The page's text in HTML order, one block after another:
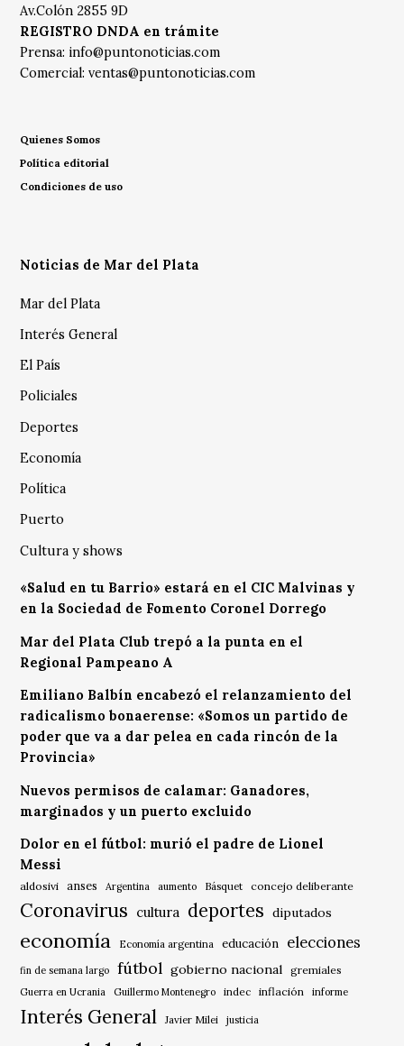
Av.Colón 2855 9D
REGISTRO DNDA en trámite
Prensa: info@puntonoticias.com
Comercial:ventas@puntonoticias.com
Quienes Somos
Política editorial
Condiciones de uso
Noticias de Mar del Plata
Mar del Plata
Interés General
El País
Policiales
Deportes
Economía
Política
Puerto
Cultura y shows
«Salud en tu Barrio» estará en el CIC Malvinas y
en la Sociedad de Fomento Coronel Dorrego
Mar del Plata Club trepó a la punta en el
Regional Pampeano A
Emiliano Balbín encabezó el relanzamiento del
radicalismo bonaerense: «Somos un partido de
poder que va a dar pelea en cada rincón de la
Provincia»
Nuevos permisos de calamar: Ganadores,
marginados y un puerto excluido
Dolor en el fútbol: murió el padre de Lionel
Messi
aldosivi anses Argentina aumento Básquet concejo deliberante
Coronavirus cultura deportes diputados
economía Economía argentina educación elecciones
fin de semana largo fútbol gobierno nacional gremiales
Guerra en Ucrania Guillermo Montenegro indec inflación informe
Interés General Javier Milei justicia